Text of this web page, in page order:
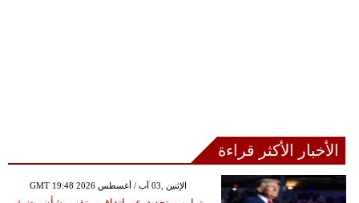
الأخبار الأكثر قراءة
GMT 19:48 2026 الإثنين ,03 آب / أغسطس